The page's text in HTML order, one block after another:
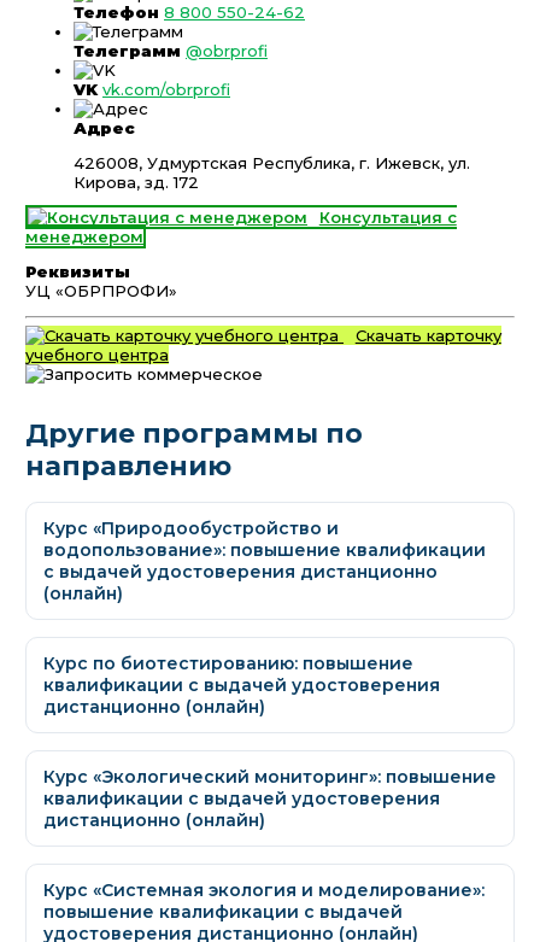
Телефон 8 800 550-24-62
Телеграмм @obrprofi
VK vk.com/obrprofi
Адрес
426008, Удмуртская Республика, г. Ижевск, ул.
Кирова, зд. 172
Консультация с
менеджером
Реквизиты
УЦ «ОБРПРОФИ»
Скачать карточку
учебного центра
Другие программы по
направлению
Курс «Природообустройство и
водопользование»: повышение квалификации
с выдачей удостоверения дистанционно
(онлайн)
Курс по биотестированию: повышение
квалификации с выдачей удостоверения
дистанционно (онлайн)
Курс «Экологический мониторинг»: повышение
квалификации с выдачей удостоверения
дистанционно (онлайн)
Курс «Системная экология и моделирование»:
повышение квалификации с выдачей
удостоверения дистанционно (онлайн)